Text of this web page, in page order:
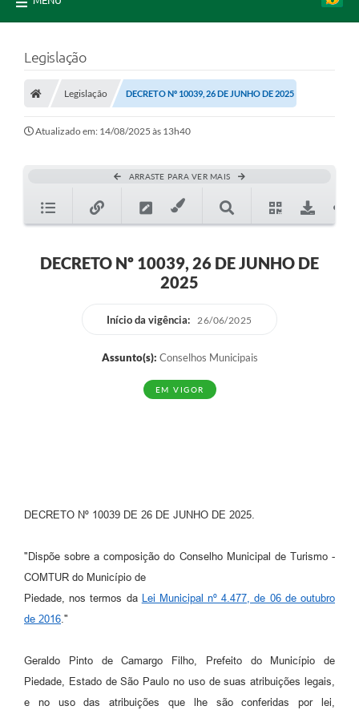
Legislação
Legislação DECRETO Nº 10039, 26 DE JUNHO DE 2025
Atualizado em: 14/08/2025 às 13h40
ARRASTE PARA VER MAIS
DECRETO Nº 10039, 26 DE JUNHO DE
2025
Início da vigência: 26/06/2025
Assunto(s): Conselhos Municipais
EM VIGOR
DECRETO Nº 10039 DE 26 DE JUNHO DE 2025.
"Dispõe sobre a composição do Conselho Municipal de Turismo -
COMTUR do Município de
Piedade, nos termos da
Lei Municipal nº 4.477, de 06 de outubro
de 2016 ."
Geraldo Pinto de Camargo Filho, Prefeito do Município de
Piedade, Estado de São Paulo no uso de suas atribuições legais,
e no uso das atribuições que lhe são conferidas por lei,